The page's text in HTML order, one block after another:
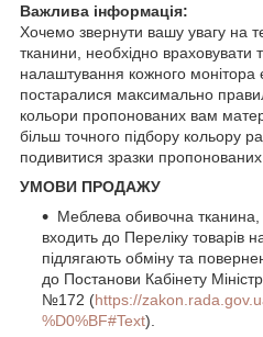
Важлива інформація:
Хочемо звернути вашу увагу на
тканини, необхідно
налаштування кожного
постаралися максимально
кольори пропонованих вам
більш точного підбору кольору
подивитися зразки пропонованих
УМОВИ ПРОДАЖУ
Меблева обивочна тканина,
входить до Переліку товарів
підлягають обміну та
до Постанови Кабінету
№172 (https://
%D0%BF#Text).